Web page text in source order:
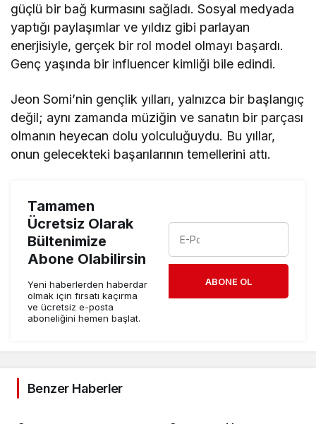
güçlü bir bağ kurmasını sağladı. Sosyal medyada
yaptığı paylaşımlar ve yıldız gibi parlayan
enerjisiyle, gerçek bir rol model olmayı başardı.
Genç yaşında bir influencer kimliği bile edindi.
Jeon Somi’nin gençlik yılları, yalnızca bir başlangıç
değil; aynı zamanda müziğin ve sanatın bir parçası
olmanın heyecan dolu yolculuğuydu. Bu yıllar,
onun gelecekteki başarılarının temellerini attı.
Tamamen
Ücretsiz Olarak
Bültenimize
Abone Olabilirsin
Yeni haberlerden haberdar
olmak için fırsatı kaçırma
ve ücretsiz e-posta
aboneliğini hemen başlat.
ABONE OL
Benzer Haberler